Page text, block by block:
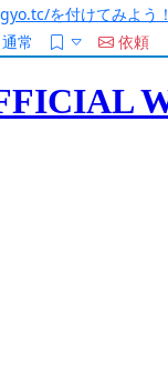
を付けてみよう！
通常
依頼